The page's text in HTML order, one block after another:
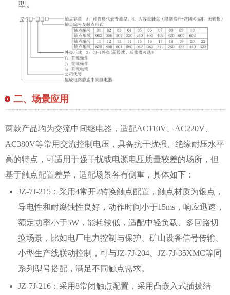
型。
二、场景应用
两款产品均为交流中间继电器，适配AC110V、AC220V、
AC380V等常用交流控制电压，具备抗干扰强、绝缘耐压水平
高的特点，可适用于强干扰或电源电压质量较差的场所，但
基于触点配置差异，适配场景各有侧重，具体如下：
JZ-7J-215：采用4常开2转换触点配置，触点材质为银点，
导电性和耐腐蚀性良好，动作时间小于15ms，响应迅速，
额定功率小于5W，能耗较低，适配中轻负载、多回路切
换场景，比如电厂电力控制与保护、矿山设备信号传输、
小型生产线联动控制，可与JZ-7J-204、JZ-7J-35XMC等同
系列型号搭配，满足不同触点需求。
JZ-7J-216：采用8常闭触点配置，采用凸嵌入式插拔结